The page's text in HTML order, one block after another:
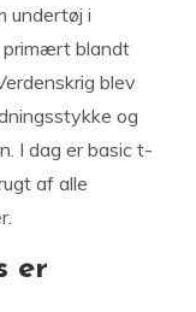
undertøj i
primært blandt
blev
og
I dag er basic t-
af alle
er